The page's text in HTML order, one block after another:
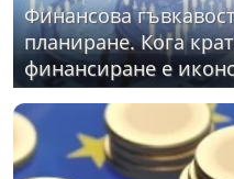
Финансова
планиране. Кога
финансиране е